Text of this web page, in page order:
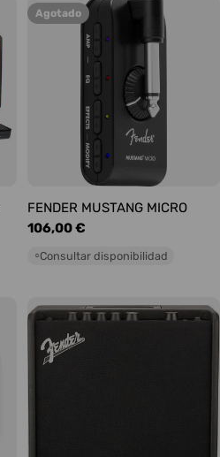
Agotado
FENDER MUSTANG MICRO
Precio
106,00 €
○Consultar disponibilidad